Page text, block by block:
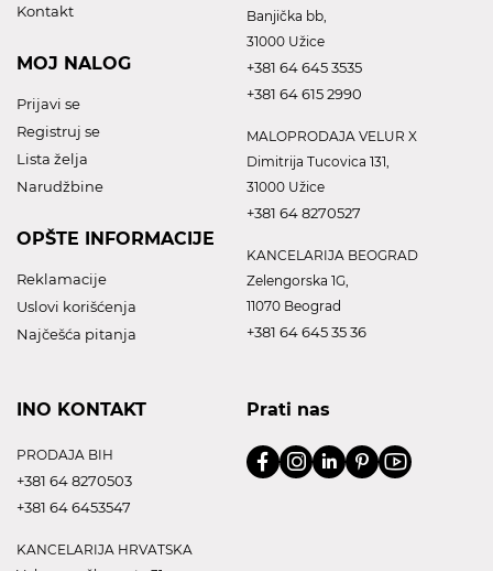
Kontakt
MOJ NALOG
Prijavi se
Registruj se
Lista želja
Narudžbine
OPŠTE INFORMACIJE
Reklamacije
Uslovi korišćenja
Najčešća pitanja
Banjička bb,
31000 Užice
+381 64 645 3535
+381 64 615 2990
MALOPRODAJA VELUR X
Dimitrija Tucovica 131,
31000 Užice
+381 64 8270527
KANCELARIJA BEOGRAD
Zelengorska 1G,
11070 Beograd
+381 64 645 35 36
INO KONTAKT
PRODAJA BIH
+381 64 8270503
+381 64 6453547
KANCELARIJA HRVATSKA
Prati nas